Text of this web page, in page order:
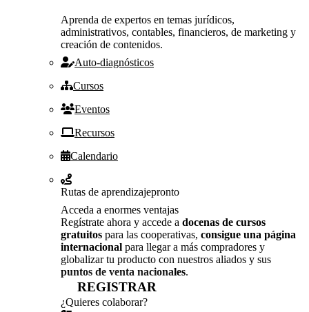
Aprenda de expertos en temas jurídicos,
administrativos, contables, financieros, de marketing y
creación de contenidos.
Auto-diagnósticos
Cursos
Eventos
Recursos
Calendario
Rutas de aprendizajepronto
Acceda a enormes ventajas
Regístrate ahora y accede a docenas de cursos
gratuitos para las cooperativas, consigue una página
internacional para llegar a más compradores y
globalizar tu producto con nuestros aliados y sus
puntos de venta nacionales.
REGISTRAR
¿Quieres colaborar?